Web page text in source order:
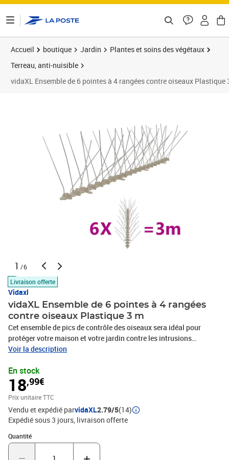
Accueil boutique Jardin
Plantes et soins des végétaux
Terreau, anti-nuisible
vidaXL Ensemble de 6 pointes à 4 rangées contre oiseaux Plastique
1 /6
Livraison offerte
Vidaxl
vidaXL Ensemble de 6 pointes à 4 rangées
contre oiseaux Plastique 3 m
Cet ensemble de pics de contrôle des oiseaux sera idéal pour
protéger votre maison et votre jardin contre les intrusions
indésirables, telles que les oiseaux, les chats, les ratons laveurs,
applicable et très efficace pour repousser les oiseaux et autres
ravageurs. Grâce au matériau de haute qualité, notre produit est
résistant aux intempéries et à l'eau. La livraison comprend 6
pointes de contrôle des oiseaux.Matériau : Plastique + acier
inoxydableTaille de chaque base de pointe : 50 x 2,5 cm (L x
l)Longueur totale : 3 mHauteur de broche : 115 mmPointes sur 4
rangéesLa livraison comprend 6 pointes contre oiseaux
Voir la description
En stock
18,99€
Prix unitaire TTC
Vendu et expédié parvidaXL2.79/5(14)
Expédié sous 3 jours livraison offerte
Quantité
Quantité : 1